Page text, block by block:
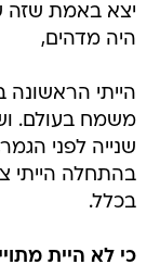
יצא באמת שזה
היה מדהים,
הייתי
משמח בעולם.
שנייה לפני
בהתחלה הייתי
בכלל.
כי לא היית